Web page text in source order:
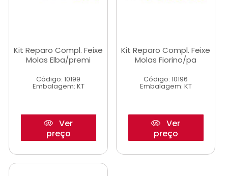
Kit Reparo Compl. Feixe
Molas Elba/premi
Código: 10199
Embalagem: KT
Ver
preço
Kit Reparo Compl. Feixe
Molas Fiorino/pa
Código: 10196
Embalagem: KT
Ver
preço